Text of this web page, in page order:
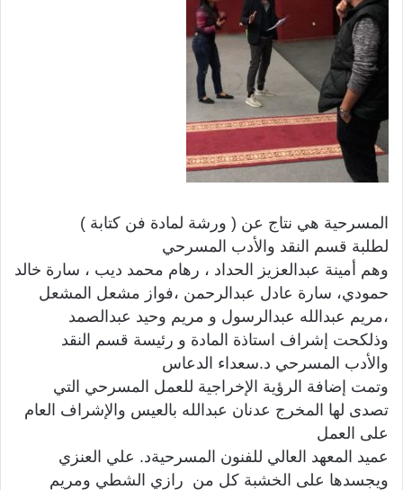
المسرحية هي نتاج عن ( ورشة لمادة فن كتابة )
لطلبة قسم النقد والأدب المسرحي
وهم أمينة عبدالعزيز الحداد ، رهام محمد ديب ، سارة خالد
حمودي، سارة عادل عبدالرحمن ،فواز مشعل المشعل
،مريم عبدالله عبدالرسول و مريم وحيد عبدالصمد
وذلكحت إشراف استاذة المادة و رئيسة قسم النقد
والأدب المسرحي د.سعداء الدعاس
وتمت إضافة الرؤية الإخراجية للعمل المسرحي التي
تصدى لها المخرج عدنان عبدالله بالعيس والإشراف العام
على العمل
عميد المعهد العالي للفنون المسرحيةد. علي العنزي
ويجسدها على الخشبة كل من رازي الشطي ومريم